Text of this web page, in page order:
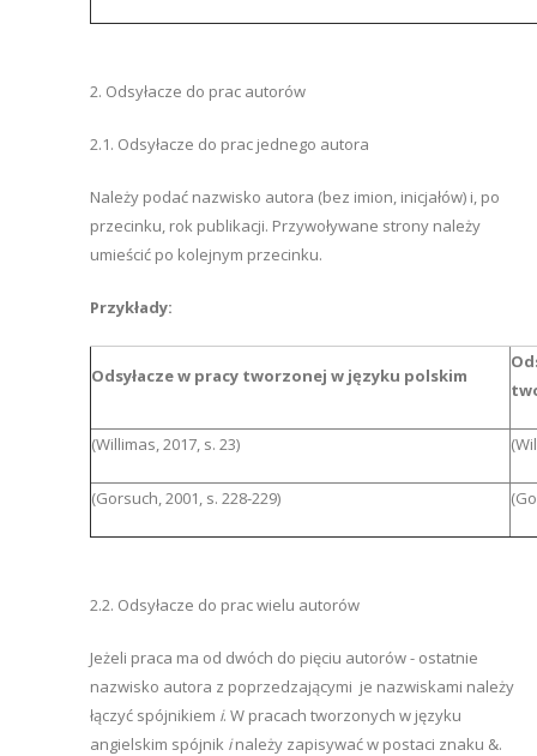
2. Odsyłacze do prac autorów
2.1. Odsyłacze do prac jednego autora
Należy podać nazwisko autora (bez imion, inicjałów) i, po
przecinku, rok publikacji. Przywoływane strony należy
umieścić po kolejnym przecinku.
Przykłady:
Odsyłacze w pracy tworzonej w języku polskim
(Willimas, 2017, s. 23)
(Gorsuch, 2001, s. 228-229)
2.2. Odsyłacze do prac wielu autorów
Jeżeli praca ma od dwóch do pięciu autorów - ostatnie
nazwisko autora z poprzedzającymi je nazwiskami należy
łączyć spójnikiem i. W pracach tworzonych w języku
angielskim spójnik inależy zapisywać w postaci znaku &.